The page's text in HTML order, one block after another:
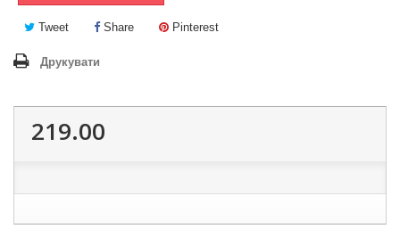
Tweet Share Pinterest
Друкувати
219.00